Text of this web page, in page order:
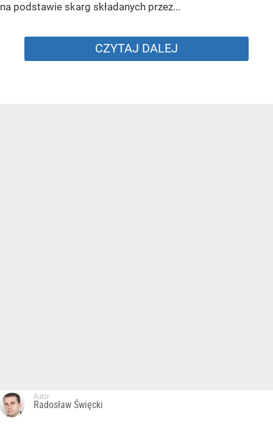
na podstawie skarg składanych przez...
CZYTAJ DALEJ
Autor:
Radosław Święcki